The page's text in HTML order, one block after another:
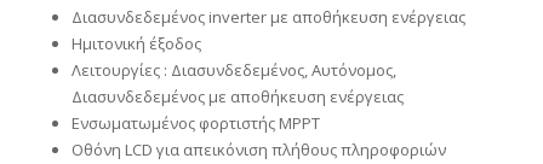
Διασυνδεδεμένος inverter με αποθήκευση ενέργειας
Ημιτονική έξοδος
Λειτουργίες : Διασυνδεδεμένος, Αυτόνομος,
Διασυνδεδεμένος με αποθήκευση ενέργειας
Ενσωματωμένος φορτιστής MPPT
Οθόνη LCD για απεικόνιση πλήθους πληροφοριών